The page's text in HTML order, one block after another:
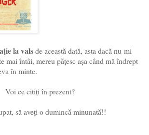
la valsde această dată, asta dacă nu-mi
mai întâi, mereu pățesc așa când mă îndrept
în minte.
Voi ce citiți în prezent?
să aveți o dumincă minunată!!